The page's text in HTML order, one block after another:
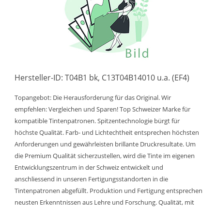
Hersteller-ID: T04B1 bk, C13T04B14010 u.a. (EF4)
Topangebot: Die Herausforderung für das Original. Wir
empfehlen: Vergleichen und Sparen! Top Schweizer Marke für
kompatible Tintenpatronen. Spitzentechnologie bürgt für
höchste Qualität. Farb- und Lichtechtheit entsprechen höchsten
Anforderungen und gewährleisten brillante Druckresultate. Um
die Premium Qualität sicherzustellen, wird die Tinte im eigenen
Entwicklungszentrum in der Schweiz entwickelt und
anschliessend in unseren Fertigungsstandorten in die
Tintenpatronen abgefüllt. Produktion und Fertigung entsprechen
neusten Erkenntnissen aus Lehre und Forschung. Qualität, mit